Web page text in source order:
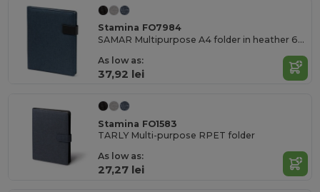
Stamina FO7984
SAMAR Multipurpose A4 folder in heather 600D RPET with magnetic clasp
As low as:
37,92 lei
Stamina FO1583
TARLY Multi-purpose RPET folder
As low as:
27,27 lei